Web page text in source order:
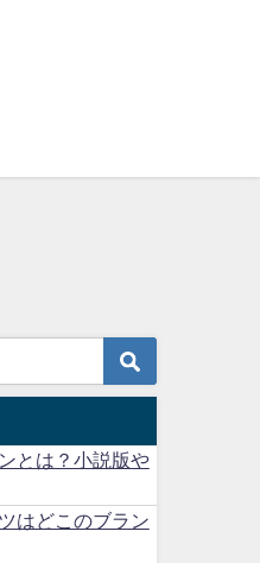
とは？小説版や
はどこのブラン